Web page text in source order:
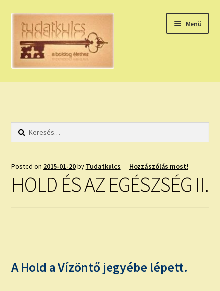
Ugrás
navigációhoz
Kilépés
tartalomba
Menü
HÚZZ EGY KÁRTYÁT!
HOLDNAPTÁR
NAPI ASZTROLÓGIA
ÍRJ NEKEM!
Keresés:
Posted on 2015-01-20by Tudatkulcs — Hozzászólás most!
HOLD ÉS AZ EGÉSZSÉG II.
A Hold a Vízöntő jegyébe lépett.